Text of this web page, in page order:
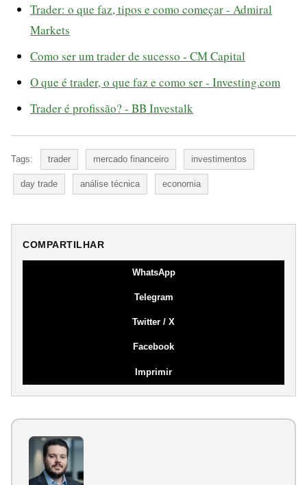
Trader: o que faz, tipos e como começar - Admiral
Markets
Como ser um trader de sucesso - CM Capital
O que é trader, o que faz e como ser - Investing.com
Trader é profissão? - BB Investalk
Tags: trader mercado financeiro investimentos
day trade análise técnica economia
COMPARTILHAR
WhatsApp
Telegram
Twitter / X
Facebook
Imprimir